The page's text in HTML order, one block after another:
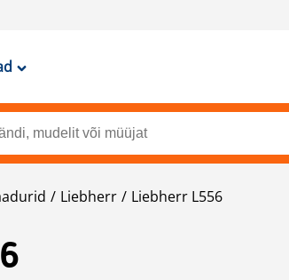
Liebherr Liebherr L556